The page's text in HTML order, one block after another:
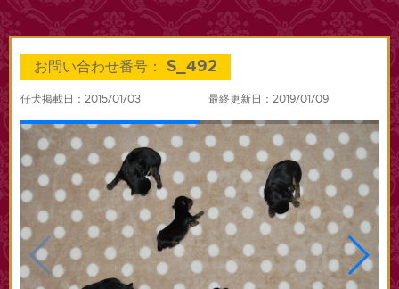
お問い合わせ番号： S_492
仔犬掲載日：2015/01/03 最終更新日：2019/01/09